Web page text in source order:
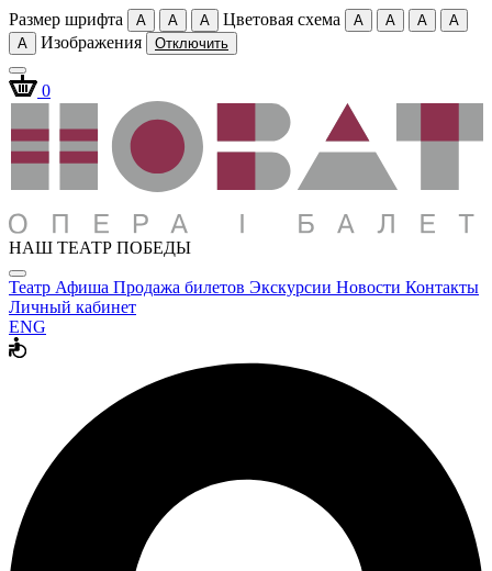
Размер шрифта A A A Цветовая схема A A A
A
A
Изображения Отключить
0
НАШ ТЕАТР ПОБЕДЫ
Театр Афиша Продажа билетов Экскурсии Новости Контакты
Личный кабинет
ENG